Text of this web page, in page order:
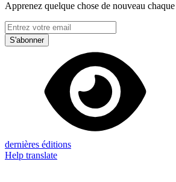
Apprenez quelque chose de nouveau
S'abonner
dernières éditions
Help translate